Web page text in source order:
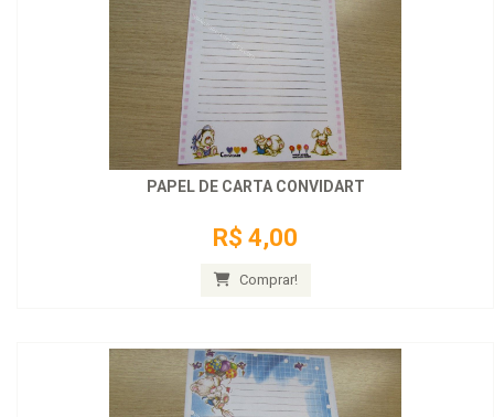
PAPEL DE CARTA CONVIDART
R$ 4,00
Comprar!